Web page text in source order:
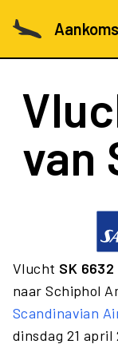
van
Vlucht SK 6632
naar Schiphol
Scandinavian
dinsdag 21 april